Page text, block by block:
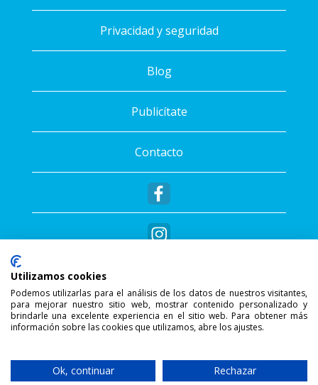
Privacidad y seguridad
Blog
Publicítate
Contacto
Copyright © 2026 - Sportalis®. Todos los
derechos reservados.
SSL Secure Connection
Utilizamos cookies
Podemos utilizarlas para el análisis de los datos de nuestros visitantes,
para mejorar nuestro sitio web, mostrar contenido personalizado y
brindarle una excelente experiencia en el sitio web. Para obtener más
información sobre las cookies que utilizamos, abre los ajustes.
Ok, continuar Rechazar